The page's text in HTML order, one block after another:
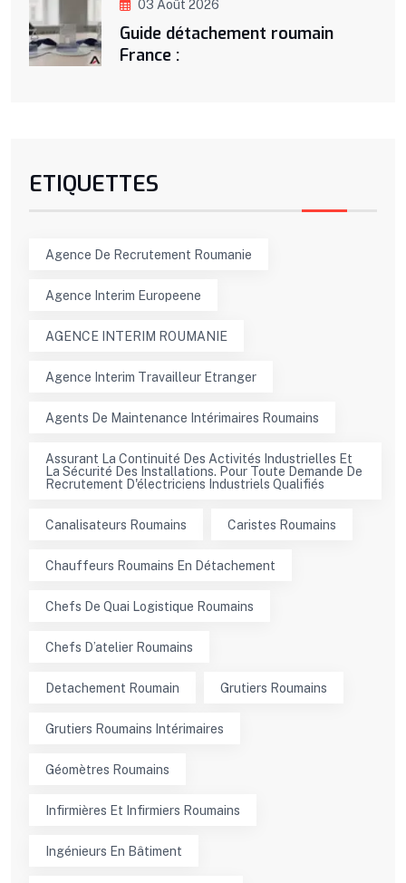
03 Août 2026
Guide détachement roumain
France :
ETIQUETTES
Agence De Recrutement Roumanie
Agence Interim Europeene
AGENCE INTERIM ROUMANIE
Agence Interim Travailleur Etranger
Agents De Maintenance Intérimaires Roumains
Assurant La Continuité Des Activités Industrielles Et
La Sécurité Des Installations. Pour Toute Demande De
Recrutement D'électriciens Industriels Qualifiés
Canalisateurs Roumains Caristes Roumains
Chauffeurs Roumains En Détachement
Chefs De Quai Logistique Roumains
Chefs D’atelier Roumains
Detachement Roumain Grutiers Roumains
Grutiers Roumains Intérimaires
Géomètres Roumains
Infirmières Et Infirmiers Roumains
Ingénieurs En Bâtiment